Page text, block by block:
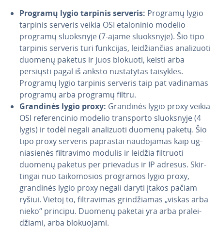
Programų lygio tarpinis serveris: Programų lygio
tarpinis serveris veikia OSI eta­lo­ni­nio modelio
programų sluoks­ny­je (7-ajame sluoks­ny­je). Šio tipo
tarpinis serveris turi funkcijas, lei­džian­čias ana­li­zuo­ti
duomenų paketus ir juos blokuoti, keisti arba
persiųsti pagal iš anksto nu­sta­ty­tas taisykles.
Programų lygio tarpinis serveris taip pat vadinamas
programų arba programų filtru.
Grandinės lygio proxy: Grandinės lygio proxy veikia
OSI re­fe­ren­ci­nio modelio trans­por­to sluoks­ny­je (4
lygis) ir todėl negali ana­li­zuo­ti duomenų paketų. Šio
tipo proxy serveris paprastai nau­do­ja­mas kaip ug­
nia­sie­nės fil­t­ra­vi­mo modulis ir leidžia filtruoti
duomenų paketus per prievadus ir IP adresus. Skir­
tin­gai nuo tai­ko­mo­sios programos lygio proxy,
grandinės lygio proxy negali daryti įtakos pačiam
ryšiui. Vietoj to, fil­t­ra­vi­mas grin­džia­mas „viskas arba
nieko“ principu. Duomenų paketai yra arba pra­lei­
džia­mi, arba blo­kuo­ja­mi.